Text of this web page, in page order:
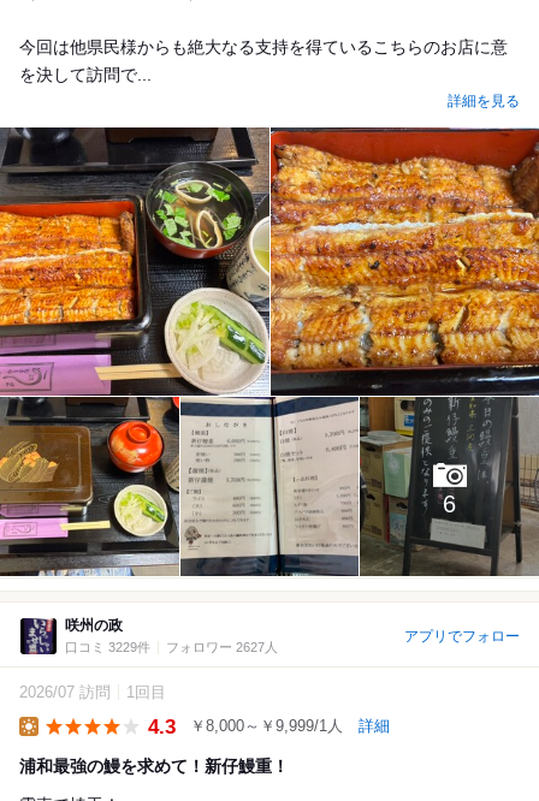
今回は他県民様からも絶大なる支持を得ているこちらのお店に意
を決して訪問で...
詳細を見る
6
咲州の政
口コミ 3229件 フォロワー 2627人
アプリでフォロー
2026/07 訪問 1回目
4.3 ￥8,000～￥9,999/1人 詳細
浦和最強の鰻を求めて！新仔鰻重！